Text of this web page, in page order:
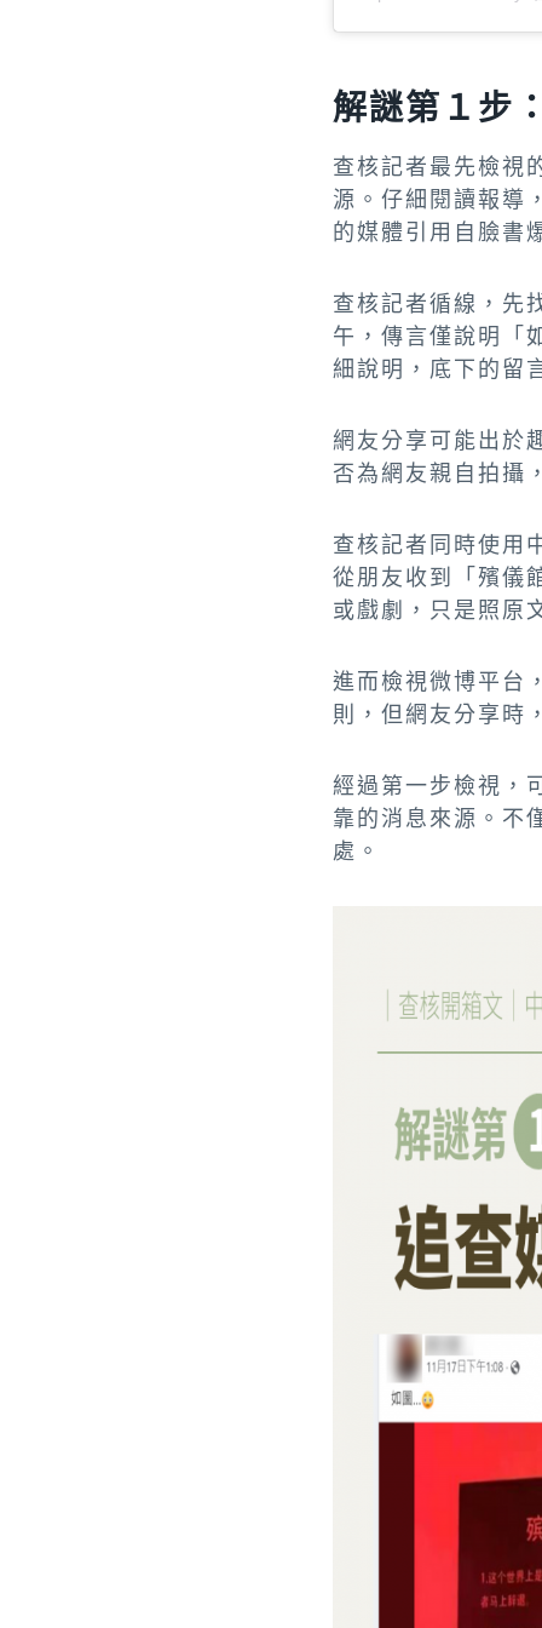
解謎第１步
查核記者最先檢視
源。仔細閱讀報導
的媒體引用自臉書
查核記者循線，先
午，傳言僅說明「
細說明， 底下的留
網友分享可能出於
否為網友親自拍攝
查核記者同時使用
從朋友收到「殯儀
或戲劇，只是照原
進而檢視微博平台
則，但網友分享時
經過第一步檢視，
靠的消息來源。不
處。